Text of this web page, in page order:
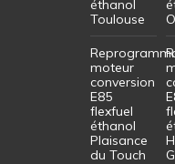
éthanol
Toulouse
moteur
conversion
E85
flexfuel
éthanol
Plaisance
du Touch